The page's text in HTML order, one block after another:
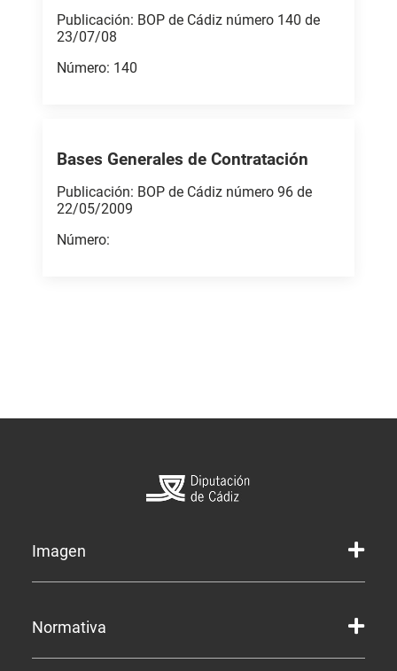
Publicación: BOP de Cádiz número 140 de
23/07/08
Número: 140
Bases Generales de Contratación
Publicación: BOP de Cádiz número 96 de
22/05/2009
Número:
Imagen
Normativa